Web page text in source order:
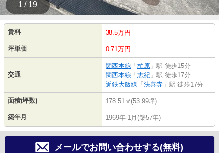
1 / 19
賃料 38.5万円
坪単価 0.71万円
交通
関西本線 「 柏原 」駅 徒歩15分
関西本線 「 志紀 」駅 徒歩17分
近鉄大阪線 「 法善寺 」駅 徒歩17分
面積(坪数) 178.51㎡(53.99坪)
築年月 1969年 1月(築57年)
メールでお問い合わせする(無料)